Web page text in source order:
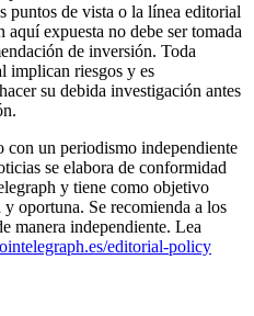
puntos de vista o la línea editorial
expuesta no debe ser tomada
de inversión. Toda
implican riesgos y es
su debida investigación antes
con un periodismo independiente
se elabora de conformidad
y tiene como objetivo
oportuna. Se recomienda a los
manera independiente. Lea
editorial-policy